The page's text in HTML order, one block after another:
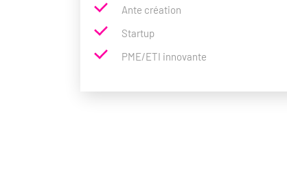
Ante création
Startup
PME/ETI innovante